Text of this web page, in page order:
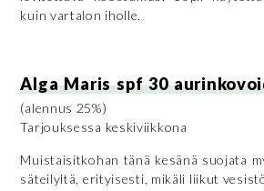
kuin vartalon iholle.
Alga Maris spf 30
(alennus 25%)
Tarjouksessa keskiviikkona
Muistaisitkohan tänä kesänä suojata
säteilyltä, erityisesti, mikäli liikut